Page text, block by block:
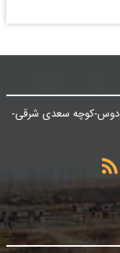
فردوس-کوچه سعدی شرقی-